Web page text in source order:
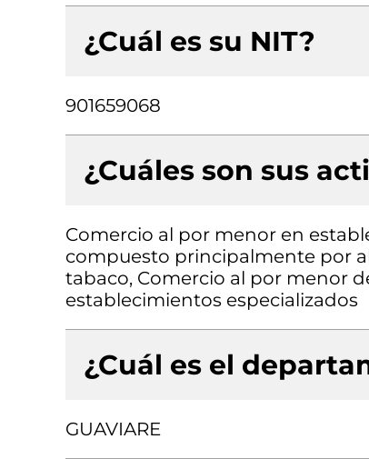
¿Cuál es su NIT?
901659068
¿Cuáles son sus
Comercio al por menor en
compuesto principalmente por
tabaco, Comercio al por menor
establecimientos especializados
¿Cuál es el
GUAVIARE